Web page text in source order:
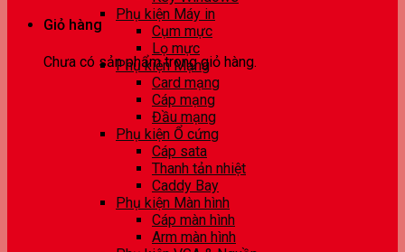
Giỏ hàng
Chưa có sản phẩm trong giỏ hàng.
Phụ kiện Máy in
Cụm mực
Lọ mực
Phụ kiện Mạng
Card mạng
Cáp mạng
Đầu mạng
Phụ kiện Ổ cứng
Cáp sata
Thanh tản nhiệt
Caddy Bay
Phụ kiện Màn hình
Cáp màn hình
Arm màn hình